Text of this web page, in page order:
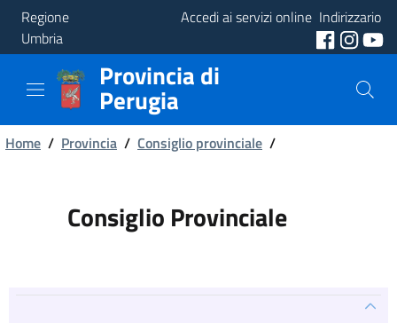
Regione
Umbria
Accedi ai servizi online Indirizzario
Provincia
Aree
Tematiche
Provincia di
Perugia
Briciole
Home / Provincia / Consiglio provinciale /
Consiglio Provinciale